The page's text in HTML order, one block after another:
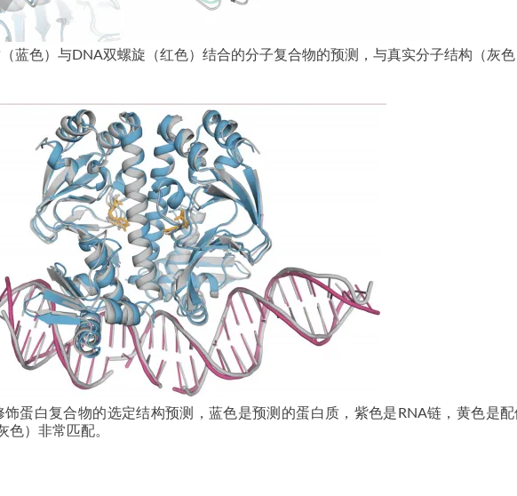
蓝色）与DNA双螺旋（红色）结合的分子复合物的预测，与真实分子结构（灰
蛋白复合物的选定结构预测，蓝色是预测的蛋白质，紫色是RNA链，黄色是
色）非常匹配。